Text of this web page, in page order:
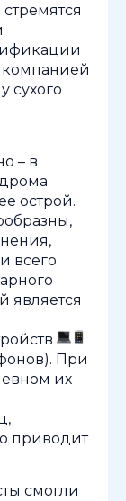
компанией
сухого
– в
острой.
всего
является
При
их
приводит
смогли